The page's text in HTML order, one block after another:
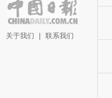
关于我们 联系我们